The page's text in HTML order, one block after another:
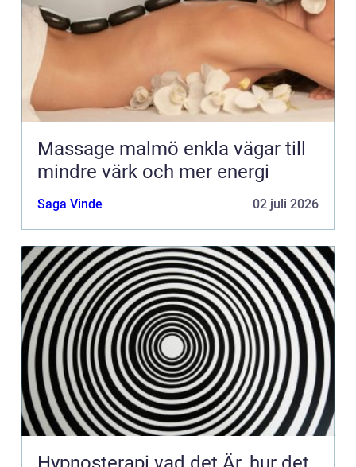
Massage malmö enkla vägar till
mindre värk och mer energi
Saga Vinde 02 juli 2026